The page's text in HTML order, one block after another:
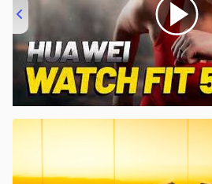
00:00/04:51